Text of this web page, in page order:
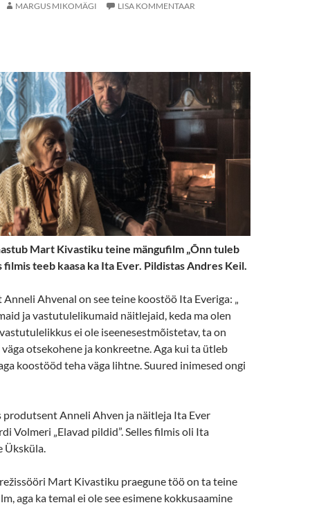
MARGUS MIKOMÄGI LISA KOMMENTAAR
Mart Kivastiku teine mängufilm „Õnn tuleb
filmis teeb kaasa ka Ita Ever. Pildistas Andres Keil.
Ahvenal on see teine koostöö Ita Everiga: „
ja vastutulelikumaid näitlejaid, keda ma olen
ei ole iseenesestmõistetav, ta on
otsekohene ja konkreetne. Aga kui ta ütleb
koostööd teha väga lihtne. Suured inimesed ongi
produtsent Anneli Ahven ja näitleja Ita Ever
Volmeri „Elavad pildid”. Selles filmis oli Ita
Üksküla.
Mart Kivastiku praegune töö on ta teine
aga ka temal ei ole see esimene kokkusaamine